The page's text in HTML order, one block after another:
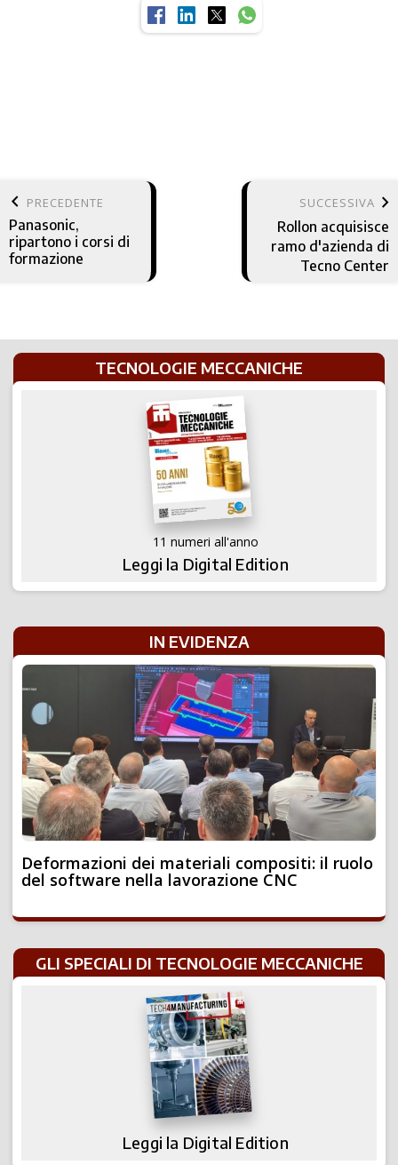
keyboard_arrow_left PRECEDENTE
Panasonic,
ripartono i corsi di
formazione
SUCCESSIVA keyboard_arrow_right
Rollon acquisisce
ramo d'azienda di
Tecno Center
TECNOLOGIE MECCANICHE
11 numeri all'anno
Leggi la Digital Edition
IN EVIDENZA
Deformazioni dei materiali compositi: il ruolo
del software nella lavorazione CNC
GLI SPECIALI DI TECNOLOGIE MECCANICHE
Leggi la Digital Edition